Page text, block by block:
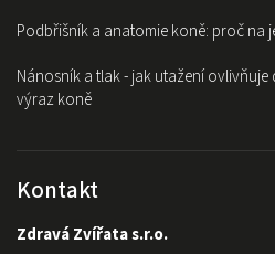
Podbřišník a anatomie koně: proč na
Nánosník a tlak - jak utažení
výraz koně
Kontakt
Zdravá Zvířata s.r.o.